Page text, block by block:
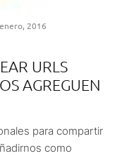
2016
URLS
AGREGUEN
para compartir
como